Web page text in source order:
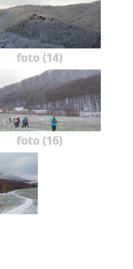
foto (14)
foto (16)